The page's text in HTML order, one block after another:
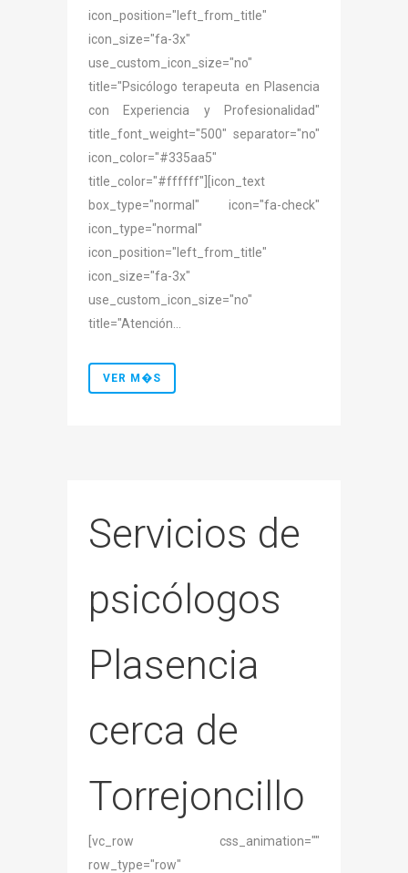
icon_position="left_from_title"
icon_size="fa-3x"
use_custom_icon_size="no"
title="Psicólogo terapeuta en Plasencia
con Experiencia y Profesionalidad"
title_font_weight="500" separator="no"
icon_color="#335aa5"
title_color="#ffffff"][icon_text
box_type="normal" icon="fa-check"
icon_type="normal"
icon_position="left_from_title"
icon_size="fa-3x"
use_custom_icon_size="no"
title="Atención...
VER M�S
Servicios de
psicólogos
Plasencia
cerca de
Torrejoncillo
[vc_row css_animation=""
row_type="row"